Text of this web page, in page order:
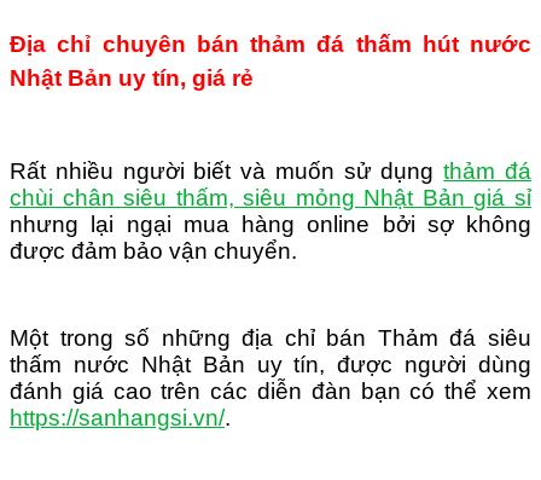
Địa chỉ chuyên bán thảm đá thấm hút nước
Nhật Bản uy tín, giá rẻ
Rất nhiều người biết và muốn sử dụngthảm đá
chùi chân siêu thấm, siêu mỏng Nhật Bản giá sỉ
nhưng lại ngại mua hàng online bởi sợ không
được đảm bảo vận chuyển.
Một trong số những địa chỉ bán Thảm đá siêu
thấm nước Nhật Bản uy tín, được người dùng
đánh giá cao trên các diễn đàn bạn có thể xem
https://sanhangsi.vn/.